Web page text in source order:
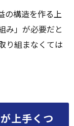
の構造を作る上
み」が必要だと
り組まなくては
上手くつ